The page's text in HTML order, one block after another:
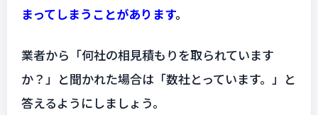
まってしまうことがあります。
業者から「何社の相見積もりを取られています
か？」と聞かれた場合は「数社とっています。」と
答えるようにしましょう。